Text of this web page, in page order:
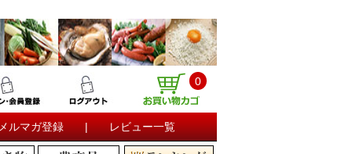
0
ルマガ登録 | レビュー一覧